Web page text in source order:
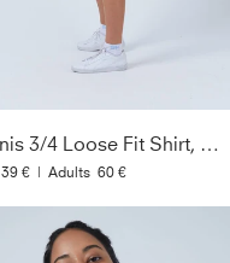
Tennis 3/4 Loose Fit Shirt, weiß
39 € | Adults 60 €